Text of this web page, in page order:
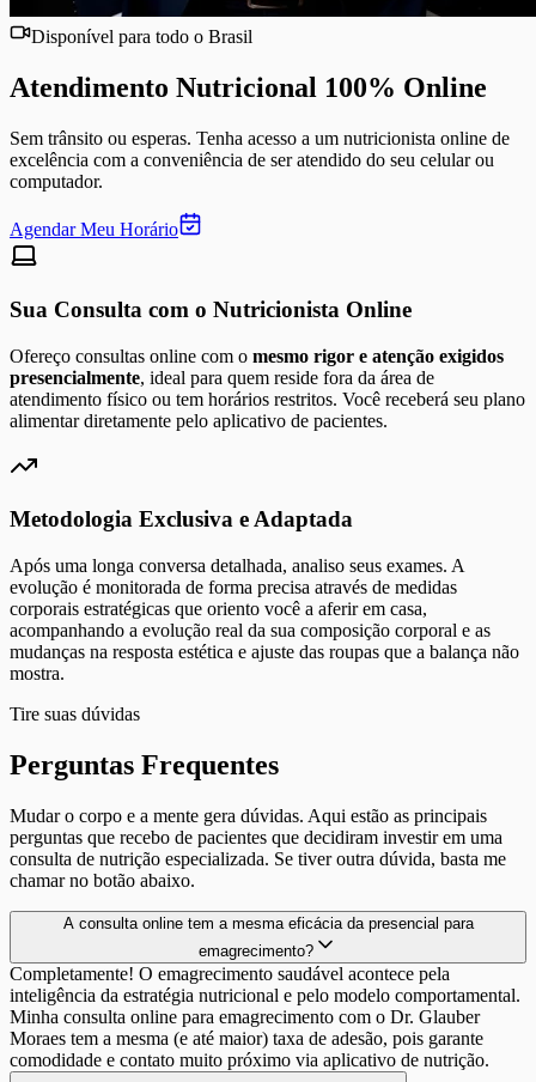
Disponível para todo o Brasil
Atendimento Nutricional 100% Online
Sem trânsito ou esperas. Tenha acesso a um nutricionista online de
excelência com a conveniência de ser atendido do seu celular ou
computador.
Agendar Meu Horário
Sua Consulta com o Nutricionista Online
Ofereço consultas online com o mesmo rigor e atenção exigidos
presencialmente, ideal para quem reside fora da área de
atendimento físico ou tem horários restritos. Você receberá seu plano
alimentar diretamente pelo aplicativo de pacientes.
Metodologia Exclusiva e Adaptada
Após uma longa conversa detalhada, analiso seus exames. A
evolução é monitorada de forma precisa através de medidas
corporais estratégicas que oriento você a aferir em casa,
acompanhando a evolução real da sua composição corporal e as
mudanças na resposta estética e ajuste das roupas que a balança não
mostra.
Tire suas dúvidas
Perguntas Frequentes
Mudar o corpo e a mente gera dúvidas. Aqui estão as principais
perguntas que recebo de pacientes que decidiram investir em uma
consulta de nutrição especializada. Se tiver outra dúvida, basta me
chamar no botão abaixo.
A consulta online tem a mesma eficácia da presencial para
emagrecimento?
Completamente! O emagrecimento saudável acontece pela
inteligência da estratégia nutricional e pelo modelo comportamental.
Minha consulta online para emagrecimento com o Dr. Glauber
Moraes tem a mesma (e até maior) taxa de adesão, pois garante
comodidade e contato muito próximo via aplicativo de nutrição.